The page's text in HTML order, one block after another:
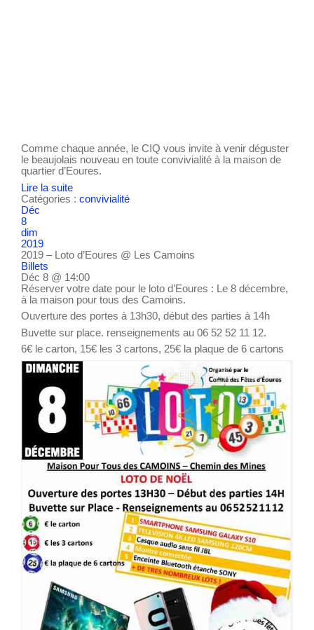
Comme chaque année, le CIQ vous invite à venir déguster
le beaujolais nouveau en toute convivialité à la maison de
quartier d’Eoures.
Lire la suite
Catégories : convivialité
Déc
8
dim
2019
2019 – Loto d’Eoures @ Les Camoins
Billets
Déc 8 @ 14:00
Réserver votre date pour le loto d’Eoures : Le 8 décembre,
à la maison pour tous des Camoins.
Ouverture des portes à 13h30, début des parties à 14h
Buvette sur place. renseignements au 06 52 52 11 12.
6€ le carton, 15€ les 3 cartons, 25€ la plaque de 6 cartons